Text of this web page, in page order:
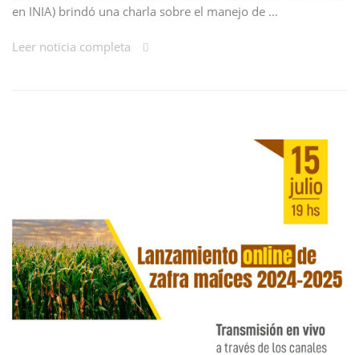
en INIA) brindó una charla sobre el manejo de …
Leer noticia completa